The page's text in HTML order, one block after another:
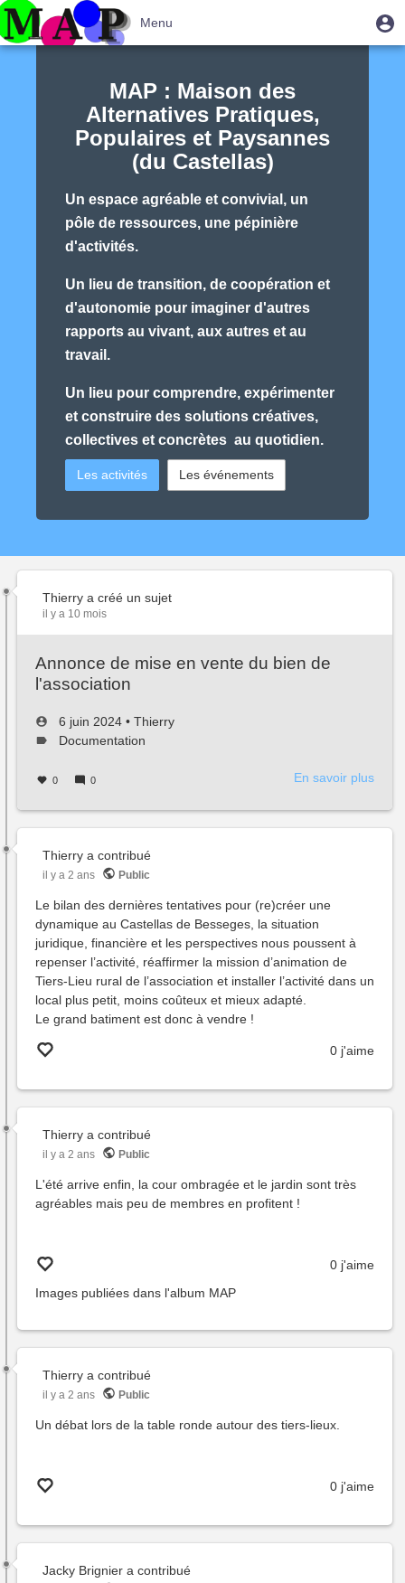
contenu
|
Maison
Alternatives
Castellas
Menu
du
l'utilisateur
Menu
navigation
MAP : Maison des
Alternatives Pratiques,
Populaires et Paysannes
(du Castellas)
Un espace agréable et convivial, un
pôle de ressources, une pépinière
d'activités.
Un lieu de transition, de coopération et
d'autonomie pour imaginer d'autres
rapports au vivant, aux autres et au
travail.
Un lieu pour comprendre, expérimenter
et construire des solutions créatives,
collectives et concrètes au quotidien.
Les activités Les événements
Thierry a créé un sujet
il y a 10 mois
Annonce de mise en vente du bien de
l'association
Créé
le
6 juin 2024 •
par
Thierry
Type
sujet :
Documentation
0 0 En savoir plus
de
mise
Thierry a contribué
il y a 2 ans Public
Le bilan des dernières tentatives pour (re)créer une
dynamique au Castellas de Besseges, la situation
juridique, financière et les perspectives nous poussent à
repenser l’activité, réaffirmer la mission d’animation de
Tiers-Lieu rural de l’association et installer l’activité dans un
local plus petit, moins coûteux et mieux adapté.
Le grand batiment est donc à vendre !
0 j'aime
Thierry a contribué
il y a 2 ans Public
L'été arrive enfin, la cour ombragée et le jardin sont très
agréables mais peu de membres en profitent !
0 j'aime
Images publiées dans l'album MAP
Thierry a contribué
il y a 2 ans Public
Un débat lors de la table ronde autour des tiers-lieux.
0 j'aime
Jacky Brignier a contribué